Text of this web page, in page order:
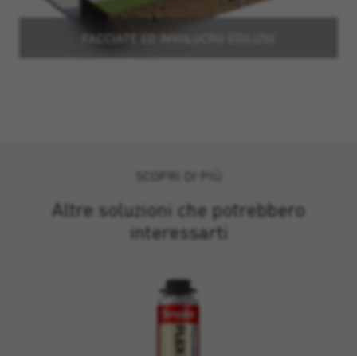
FACCIATE ED INVOLUCRO EDILIZIO
Altre soluzioni che potrebbero
interessarti